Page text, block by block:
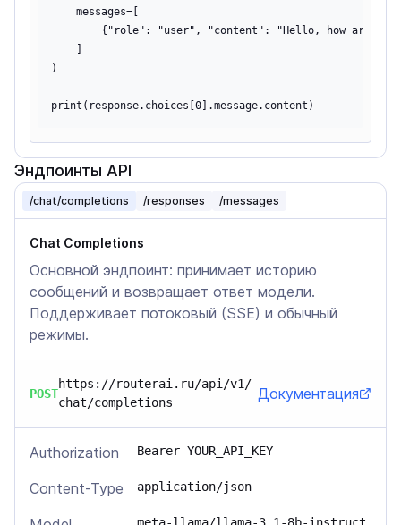
    messages=[
{"role": "user", "content": "Hello, how are
)
Эндпоинты API
/chat/completions /responses /messages
Chat Completions
Основной эндпоинт: принимает историю
сообщений и возвращает ответ модели.
Поддерживает потоковый (SSE) и обычный
режимы.
POST
https://routerai.ru/api/v1/
chat/completions
Документация
Authorization Bearer YOUR_API_KEY
Content-Type application/json